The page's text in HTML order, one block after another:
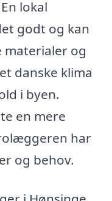
lokal
godt og kan
materialer og
danske klima
i byen.
en mere
har
og behov.